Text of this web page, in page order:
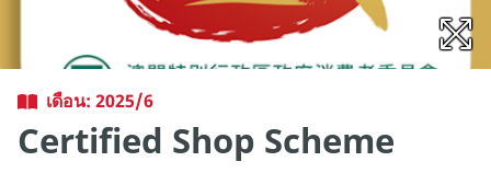
เดือน: 2025/6
Certified Shop Scheme